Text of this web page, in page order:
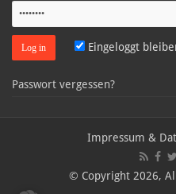
Eingeloggt
Passwort vergessen?
Impressum &
© Copyright 2026,